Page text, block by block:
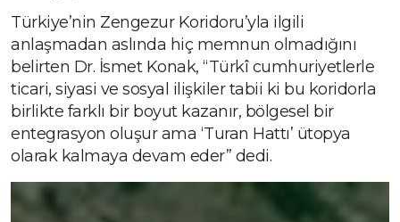
Türkiye’nin Zengezur Koridoru’yla ilgili
anlaşmadan aslında hiç memnun olmadığını
belirten Dr. İsmet Konak, “Türkî cumhuriyetlerle
ticari, siyasi ve sosyal ilişkiler tabii ki bu koridorla
birlikte farklı bir boyut kazanır, bölgesel bir
entegrasyon oluşur ama ‘Turan Hattı’ ütopya
olarak kalmaya devam eder” dedi.